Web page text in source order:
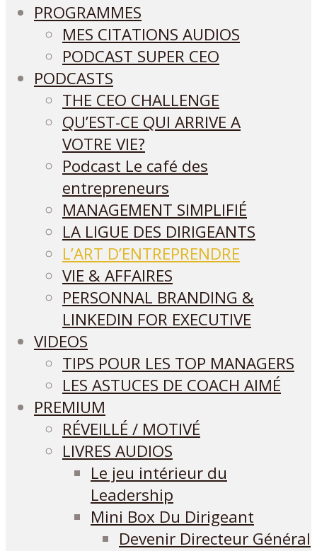
PROGRAMMES
MES CITATIONS AUDIOS
PODCAST SUPER CEO
PODCASTS
THE CEO CHALLENGE
QU’EST-CE QUI ARRIVE A
VOTRE VIE?
Podcast Le café des
entrepreneurs
MANAGEMENT SIMPLIFIÉ
LA LIGUE DES DIRIGEANTS
L’ART D’ENTREPRENDRE
VIE & AFFAIRES
PERSONNAL BRANDING &
LINKEDIN FOR EXECUTIVE
VIDEOS
TIPS POUR LES TOP MANAGERS
LES ASTUCES DE COACH AIMÉ
PREMIUM
RÉVEILLÉ / MOTIVÉ
LIVRES AUDIOS
Le jeu intérieur du
Leadership
Mini Box Du Dirigeant
Devenir Directeur Général